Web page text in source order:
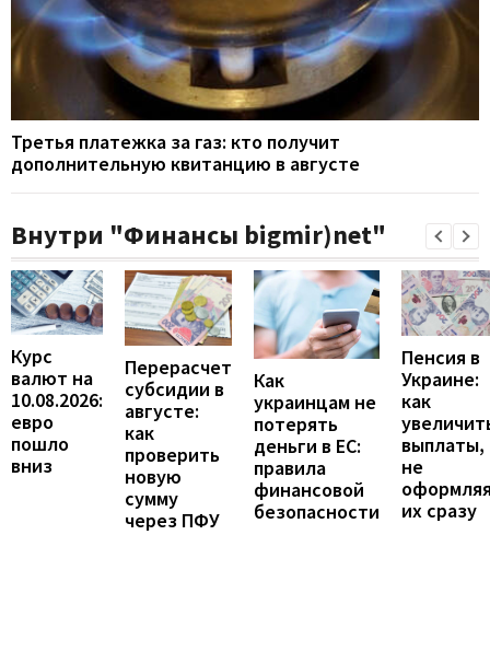
Третья платежка за газ: кто получит
дополнительную квитанцию в августе
Внутри "Финансы bigmir)net"
Курс
валют на
10.08.2026:
евро
пошло
вниз
Перерасчет
субсидии в
августе:
как
проверить
новую
сумму
через ПФУ
Как
украинцам не
потерять
деньги в ЕС:
правила
финансовой
безопасности
Пенсия в
Украине:
как
выплаты,
не
их сразу